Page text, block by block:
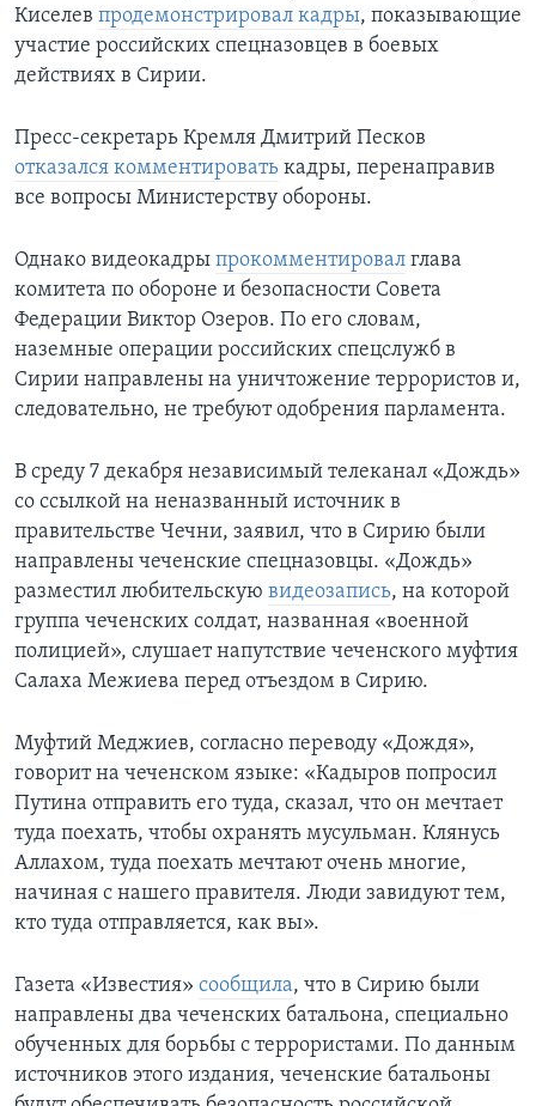
Киселев продемонстрировал кадры, показывающие
участие российских спецназовцев в боевых
действиях в Сирии.
Пресс-секретарь Кремля Дмитрий Песков
отказался комментировать кадры, перенаправив
все вопросы Министерствy обороны.
Однако видеокадры прокомментировал глава
комитета по обороне и безопасности Совета
Федерации Виктор Озеров. По его словам,
наземные операции российских спецслужб в
Сирии направлены на уничтожение террористов и,
следовательно, не требуют одобрения парламента.
В среду 7 декабря независимый телеканал «Дождь»
со ссылкой на неназванный источник в
правительстве Чечни, заявил, что в Сирию были
направлены чеченские спецназовцы. «Дождь»
разместил любительскую видеозапись, на которой
группа чеченских солдат, названная «военной
полицией», слушает напутствие чеченского муфтия
Салаха Межиева перед отъездом в Сирию.
Муфтий Меджиев, согласно переводу «Дождя»,
говорит на чеченском языке: «Кадыров попросил
Путина отправить его туда, сказал, что он мечтает
туда поехать, чтобы охранять мусульман. Клянусь
Аллахом, туда поехать мечтают очень многие,
начиная с нашего правителя. Люди завидуют тем,
кто туда отправляется, как вы».
Газета «Известия» сообщила, что в Сирию были
направлены два чеченских батальона, специально
обученных для борьбы с террористами. По данным
источников этого издания, чеченские батальоны